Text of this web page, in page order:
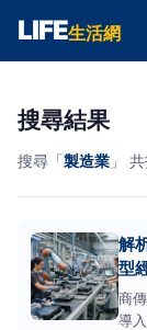
LIFE生活網
搜尋結果
搜尋「製造業 」
解
型
商
導